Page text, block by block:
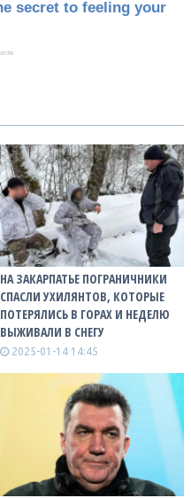
НА ЗАКАРПАТЬЕ ПОГРАНИЧНИКИ
СПАСЛИ УХИЛЯНТОВ, КОТОРЫЕ
ПОТЕРЯЛИСЬ В ГОРАХ И НЕДЕЛЮ
ВЫЖИВАЛИ В СНЕГУ
2025-01-14 14:45